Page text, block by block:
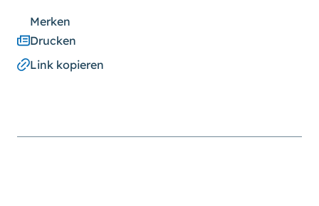
Merken
Drucken
Link kopieren